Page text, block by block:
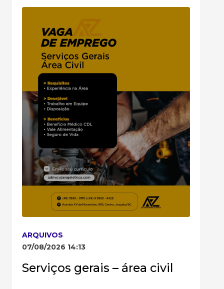
ARQUIVOS
07/08/2026 14:13
Serviços gerais – área civil